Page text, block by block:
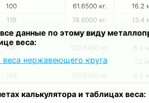
100 61.6500 кг. 16.2
110 74.6000 кг. 13.4
120 88.7800 кг. 11.3
140 120.8400 кг. 8.3 м.
150 138.7200 кг. 7.2 м.
160 157.8300 кг. 6.3 м.
данные по этому виду
веса:
веса нержавеющего круга
калькулятора и таблицах веса: